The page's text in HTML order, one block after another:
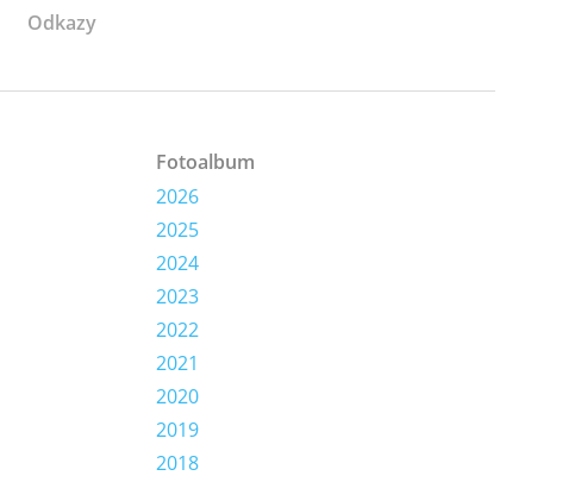
Odkazy
Fotoalbum
2026
2025
2024
2023
2022
2021
2020
2019
2018